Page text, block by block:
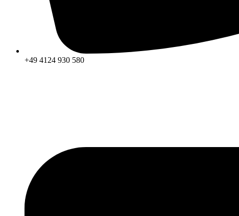
+49 4124 930 580